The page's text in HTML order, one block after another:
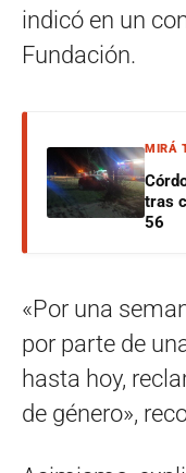
indicó en un
Fundación.
MIRÁ
tras
56
«Por una
por parte de
hasta hoy,
de género»,